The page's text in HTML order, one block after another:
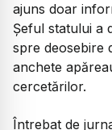
ajuns doar
Șeful statului a
spre deosebire
anchete
cercetărilor.
Întrebat de